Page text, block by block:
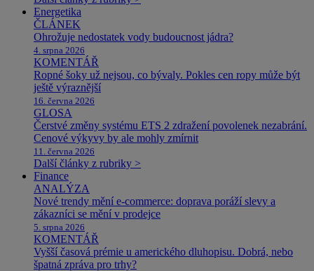
Energetika
ČLÁNEK
Ohrožuje nedostatek vody budoucnost jádra?
4. srpna 2026
KOMENTÁŘ
Ropné šoky už nejsou, co bývaly. Pokles cen ropy může být
ještě výraznější
16. června 2026
GLOSA
Čerstvé změny systému ETS 2 zdražení povolenek nezabrání.
Cenové výkyvy by ale mohly zmírnit
11. června 2026
Další články z rubriky >
Finance
ANALÝZA
Nové trendy mění e-commerce: doprava poráží slevy a
zákazníci se mění v prodejce
5. srpna 2026
KOMENTÁŘ
Vyšší časová prémie u amerického dluhopisu. Dobrá, nebo
špatná zpráva pro trhy?